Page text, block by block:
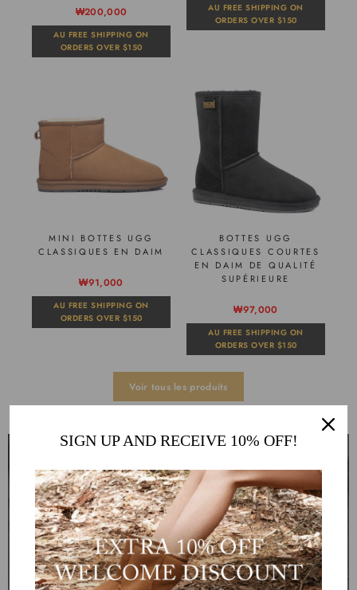
₩200,000
AU FREE SHIPPING ON
ORDERS OVER $150
AU FREE SHIPPING ON
ORDERS OVER $150
MINI BOTTES UGG
CLASSIQUES EN DAIM
₩91,000
AU FREE SHIPPING ON
ORDERS OVER $150
BOTTES UGG
CLASSIQUES COURTES
EN DAIM DE QUALITÉ
SUPÉRIEURE
₩97,000
AU FREE SHIPPING ON
ORDERS OVER $150
Voir tous les produits
NOTRE BEST-SELLER UGG
PLATEFORMES UGG
Ces bottes élégantes offrent tout le confort et la chaleur des
bottes Ugg traditionnelles, mais avec un look chic et raffiné.
ACHETER LES PLATEFORMES UGG
SIGN UP AND RECEIVE 10% OFF!